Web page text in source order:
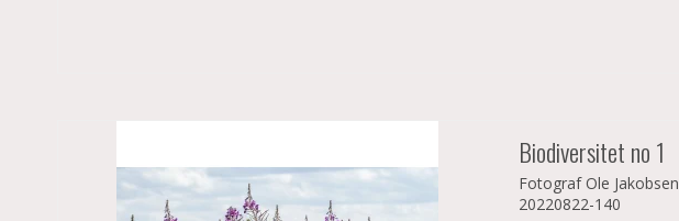
Biodiversitet no 1
Fotograf Ole Jakobsen
20220822-140